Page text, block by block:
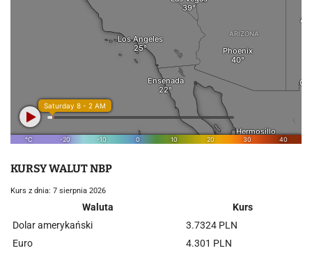
KURSY WALUT NBP
Kurs z dnia: 7 sierpnia 2026
Waluta
Kurs
Dolar amerykański
3.7324 PLN
Euro
4.301 PLN